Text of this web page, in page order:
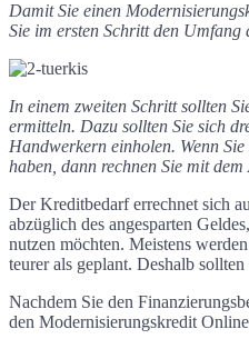
Damit Sie einen
Sie im ersten Schritt den
In einem zweiten Schritt sollten
ermitteln. Dazu sollten Sie sich
Handwerkern einholen. Wenn
haben, dann rechnen Sie mit dem
Der Kreditbedarf errechnet sich
abzüglich des angesparten
nutzen möchten. Meistens
teurer als geplant. Deshalb
Nachdem Sie den
den Modernisierungskredit